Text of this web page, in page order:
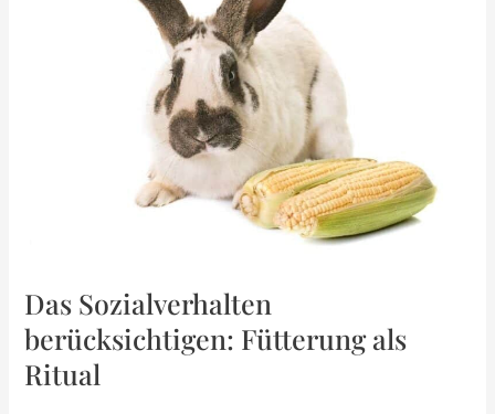
Das Sozialverhalten
berücksichtigen: Fütterung als
Ritual